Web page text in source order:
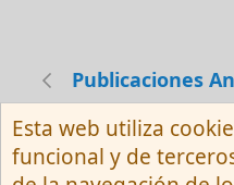
Publicaciones
Español (Neutro) Tu
Contactarnos
Esta web utiliza
funcional y de